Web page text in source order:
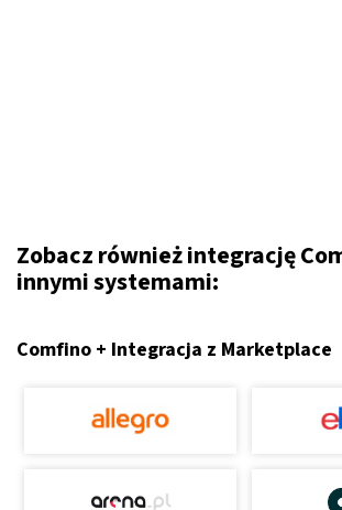
Zobacz również integrację
innymi systemami:
Comfino + Integracja z Marketplace